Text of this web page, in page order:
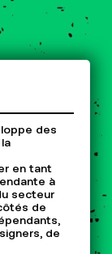
des
en tant
à
secteur
de
de